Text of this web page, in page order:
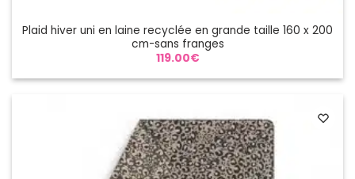
Plaid hiver uni en laine recyclée en grande taille 160 x 200
cm-sans franges
119.00€